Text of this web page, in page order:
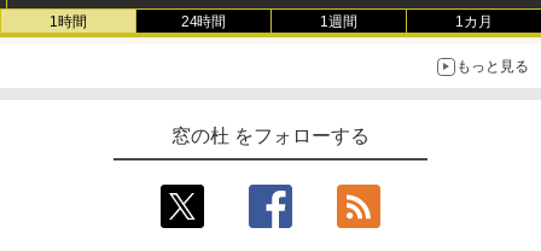
1時間 24時間 1週間 1カ月
もっと見る
窓の杜 をフォローする